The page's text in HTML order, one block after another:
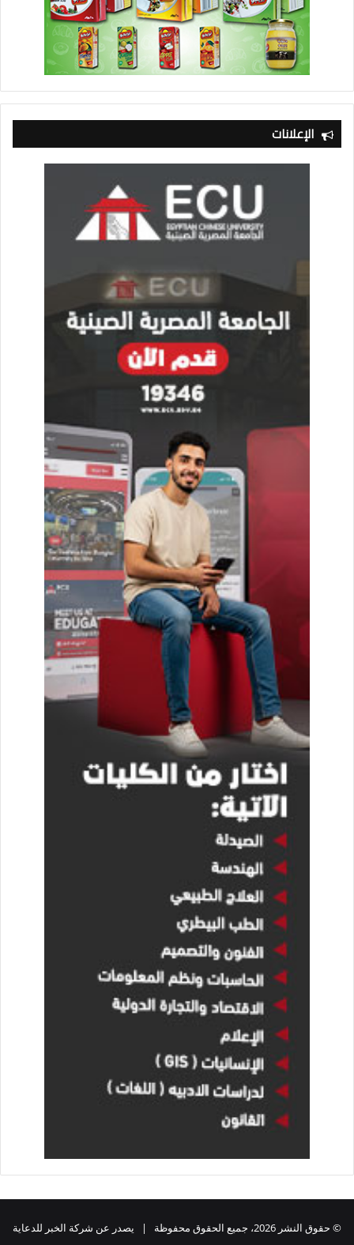
الإعلانات
© حقوق النشر 2026، جميع الحقوق محفوظة | يصدر عن شركة الخبر للدعاية